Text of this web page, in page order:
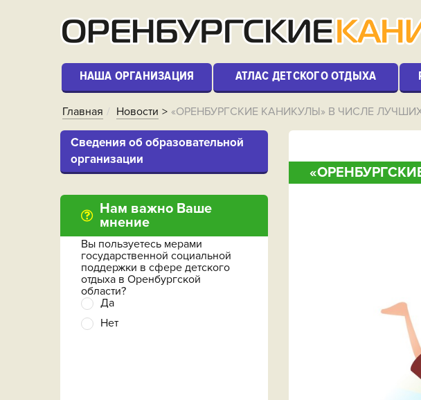
НАША ОРГАНИЗАЦИЯ АТЛАС ДЕТСКОГО ОТДЫХА
Главная Новости «ОРЕНБУРГСКИЕ КАНИКУЛЫ» В ЧИСЛЕ
Cведения об образовательной
организации
Нам важно Ваше
мнение
Вы пользуетесь мерами
государственной социальной
поддержки в сфере детского
отдыха в Оренбургской
области?
Да
Нет